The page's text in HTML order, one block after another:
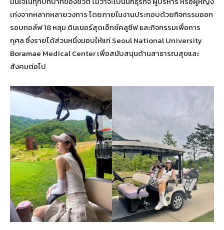
เก่งจากหลากหลายวงการ โดยภายในงานประกอบด้วยกิจกรรมออก
รอบกอล์ฟ 18 หลุม ดินเนอร์สุดเอ็กซ์คลูซีฟ และกิจกรรมเพื่อการ
กุศล ซึ่งรายได้ส่วนหนึ่งมอบให้แก่ Seoul National University
Boramae Medical Center เพื่อสนับสนุนด้านสาธารณสุขและ
สังคมต่อไป